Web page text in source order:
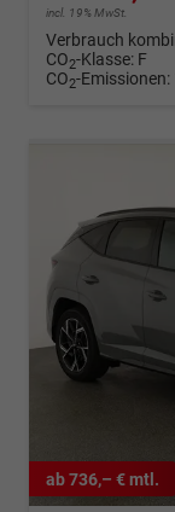
incl. 19% MwSt.
Verbrauch
CO2-Klasse: F
CO2-Emissionen:
ab 736,– € mtl.